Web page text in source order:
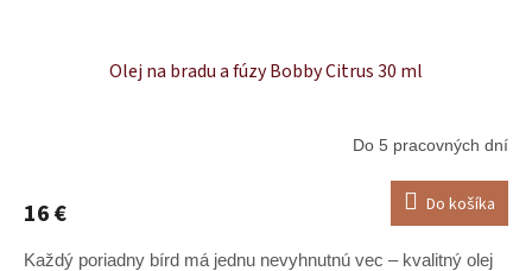
Olej na bradu a fúzy Bobby Citrus 30 ml
Do 5 pracovných dní
16 € Do košíka
Každý poriadny bírd má jednu nevyhnutnú vec – kvalitný olej